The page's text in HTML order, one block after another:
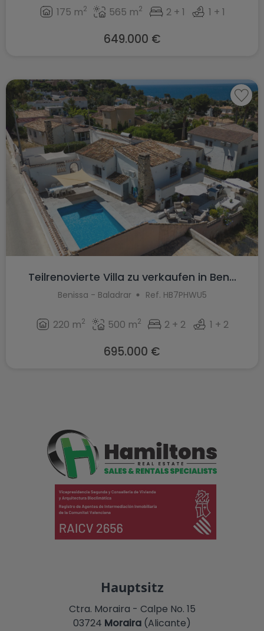
175 m2 565 m2 2 + 1 1 + 1
649.000 €
Teilrenovierte Villa zu verkaufen in Ben...
Benissa - Baladrar Ref. HB7PHWU5
220 m2 500 m2 2 + 2 1 + 2
695.000 €
Hauptsitz
Ctra. Moraira - Calpe No. 15
03724 Moraira (Alicante)